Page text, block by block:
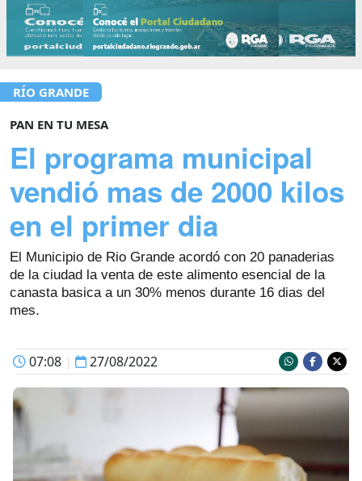
RÍO GRANDE
PAN EN TU MESA
El programa municipal
vendió mas de 2000 kilos
en el primer dia
El Municipio de Rio Grande acordó con 20 panaderias
de la ciudad la venta de este alimento esencial de la
canasta basica a un 30% menos durante 16 dias del
mes.
07:08 | 27/08/2022